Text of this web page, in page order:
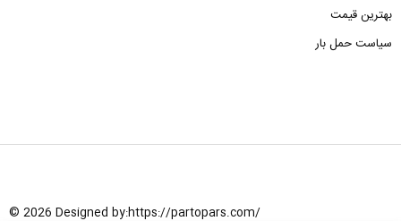
بهترین قیمت
سیاست حمل بار
© 2026 Designed by:https://partopars.com/